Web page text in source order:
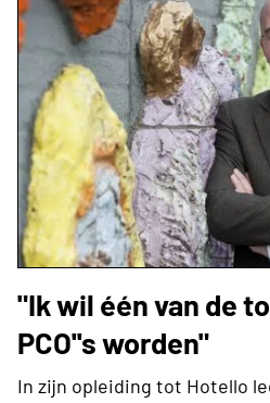
"Ik wil één van de
PCO''s worden"
In zijn opleiding tot Hotello